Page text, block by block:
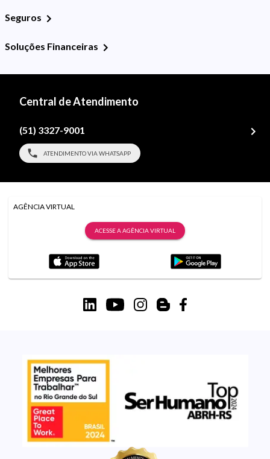
Seguros
Soluções Financeiras
Central de Atendimento
(51) 3327-9001
ATENDIMENTO VIA WHATSAPP
AGÊNCIA VIRTUAL
ACESSE A AGÊNCIA VIRTUAL